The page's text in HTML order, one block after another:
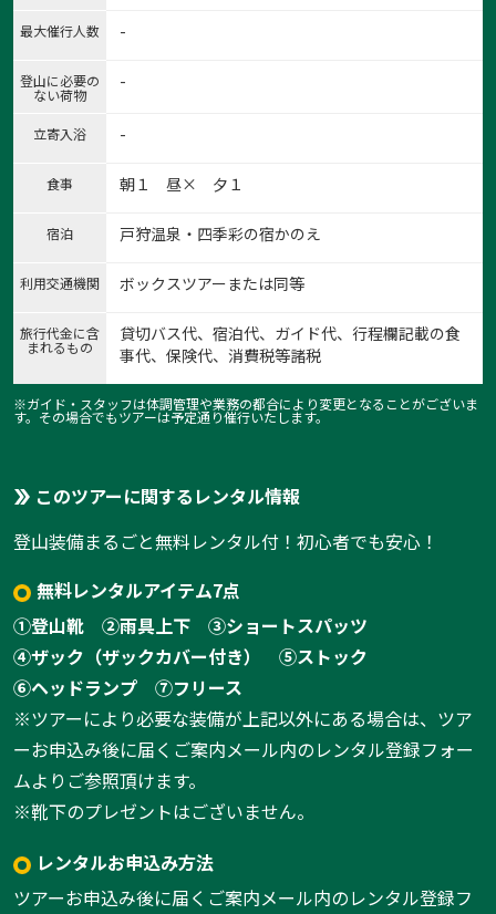
最大催行人数 -
登山に必要の
ない荷物
-
立寄入浴 -
食事 朝１ 昼× 夕１
宿泊 戸狩温泉・四季彩の宿かのえ
利用交通機関 ボックスツアーまたは同等
旅行代金に含
まれるもの
貸切バス代、宿泊代、ガイド代、行程欄記載の食
事代、保険代、消費税等諸税
※ガイド・スタッフは体調管理や業務の都合により変更となることがございま
す。その場合でもツアーは予定通り催行いたします。
このツアーに関するレンタル情報
登山装備まるごと無料レンタル付！初心者でも安心！
無料レンタルアイテム7点
①登山靴
②雨具上下
③ショートスパッツ
④ザック（ザックカバー付き）
⑤ストック
⑥ヘッドランプ
⑦フリース
※ツアーにより必要な装備が上記以外にある場合は、ツア
ーお申込み後に届くご案内メール内のレンタル登録フォー
ムよりご参照頂けます。
※靴下のプレゼントはございません。
レンタルお申込み方法
ツアーお申込み後に届くご案内メール内のレンタル登録フ
1/8